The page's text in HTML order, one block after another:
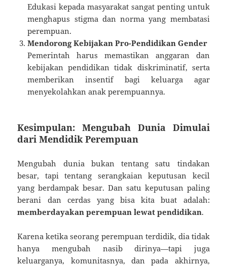
Edukasi kepada masyarakat sangat penting untuk
menghapus stigma dan norma yang membatasi
perempuan.
Mendorong Kebijakan Pro-Pendidikan Gender
Pemerintah harus memastikan anggaran dan
kebijakan pendidikan tidak diskriminatif, serta
memberikan insentif bagi keluarga agar
menyekolahkan anak perempuannya.
Kesimpulan: Mengubah Dunia Dimulai
dari Mendidik Perempuan
Mengubah dunia bukan tentang satu tindakan
besar, tapi tentang serangkaian keputusan kecil
yang berdampak besar. Dan satu keputusan paling
berani dan cerdas yang bisa kita buat adalah:
memberdayakan perempuan lewat pendidikan.
Karena ketika seorang perempuan terdidik, dia tidak
hanya mengubah nasib dirinya—tapi juga
keluarganya, komunitasnya, dan pada akhirnya,